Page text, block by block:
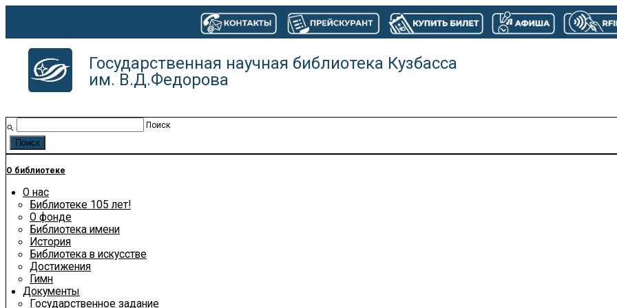
Государственная научная библиотека Кузбасса
им. В.Д.Федорова
search Поиск
О библиотеке
О нас
Библиотеке 105 лет!
О фонде
Библиотека имени
История
Библиотека в искусстве
Достижения
Гимн
Документы
Государственное задание